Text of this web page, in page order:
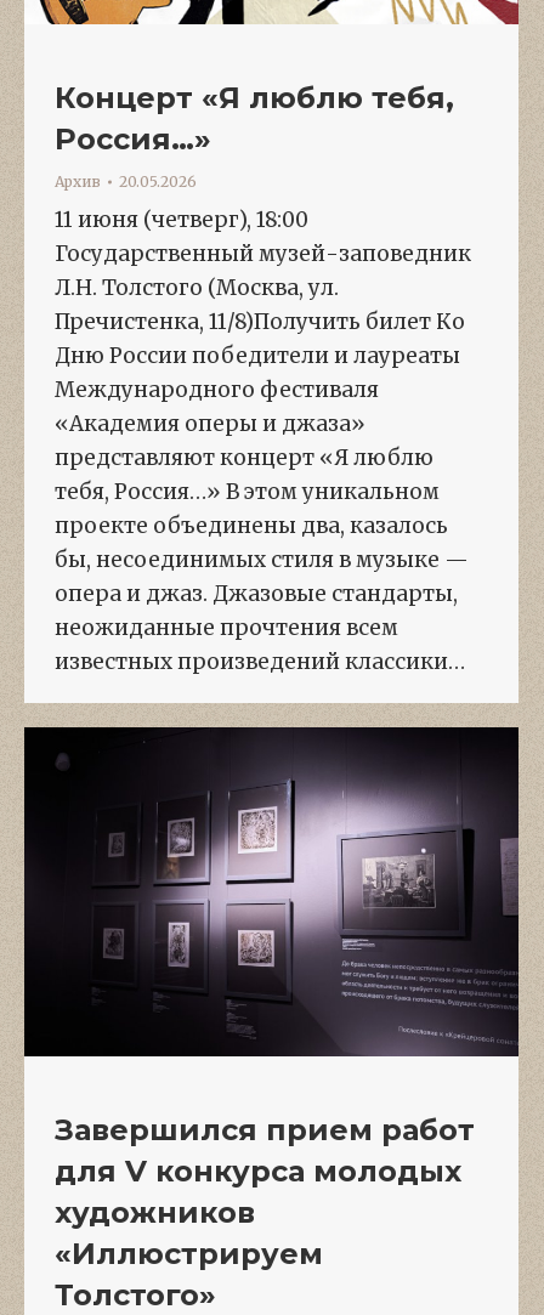
Концерт «Я люблю тебя,
Россия…»
Архив 20.05.2026
11 июня (четверг), 18:00
Государственный музей-заповедник
Л.Н. Толстого (Москва, ул.
Пречистенка, 11/8)Получить билет Ко
Дню России победители и лауреаты
Международного фестиваля
«Академия оперы и джаза»
представляют концерт «Я люблю
тебя, Россия…» В этом уникальном
проекте объединены два, казалось
бы, несоединимых стиля в музыке —
опера и джаз. Джазовые стандарты,
неожиданные прочтения всем
известных произведений классики…
Завершился прием работ
для V конкурса молодых
художников
«Иллюстрируем
Толстого»